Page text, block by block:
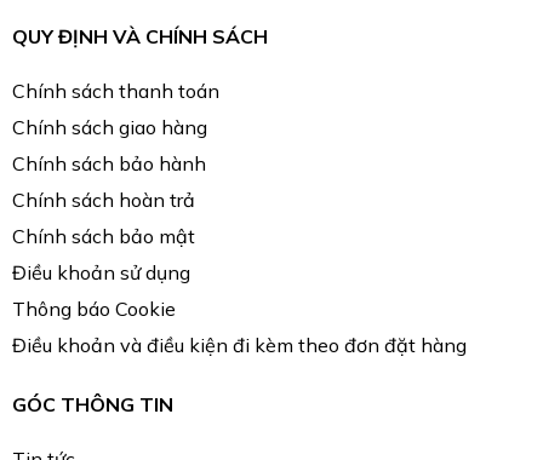
QUY ĐỊNH VÀ CHÍNH SÁCH
Chính sách thanh toán
Chính sách giao hàng
Chính sách bảo hành
Chính sách hoàn trả
Chính sách bảo mật
Điều khoản sử dụng
Thông báo Cookie
Điều khoản và điều kiện đi kèm theo đơn đặt hàng
GÓC THÔNG TIN